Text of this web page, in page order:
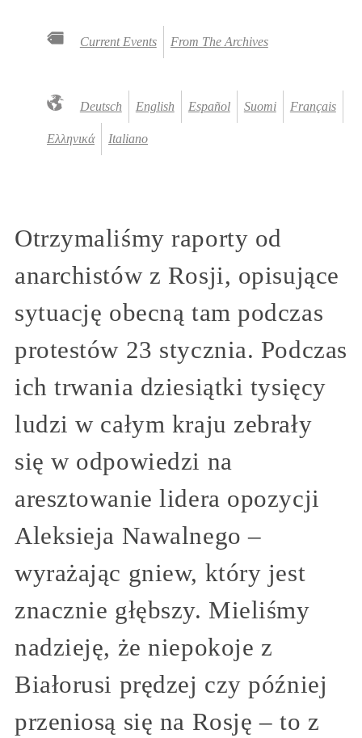
Current Events From The Archives
Deutsch English Español Suomi Français
Ελληνικά Italiano
Otrzymaliśmy raporty od
anarchistów z Rosji, opisujące
sytuację obecną tam podczas
protestów 23 stycznia. Podczas
ich trwania dziesiątki tysięcy
ludzi w całym kraju zebrały
się w odpowiedzi na
aresztowanie lidera opozycji
Aleksieja Nawalnego –
wyrażając gniew, który jest
znacznie głębszy. Mieliśmy
nadzieję, że niepokoje z
Białorusi prędzej czy później
przeniosą się na Rosję – to z